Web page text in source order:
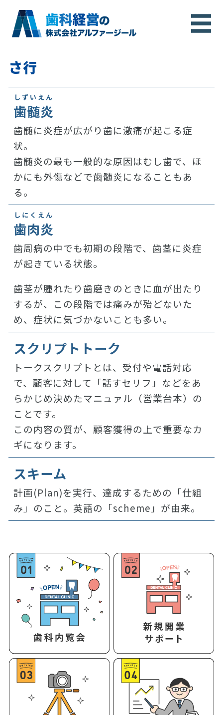
さ行
歯髄炎
しずいえん
歯髄に炎症が広がり歯に激痛が起こる症
状。
歯髄炎の最も一般的な原因はむし歯で、ほ
かにも外傷などで歯髄炎になることもあ
る。
歯肉炎
しにくえん
歯周病の中でも初期の段階で、歯茎に炎症
が起きている状態。
歯茎が腫れたり歯磨きのときに血が出たり
するが、この段階では痛みが殆どないた
め、症状に気づかないことも多い。
スクリプトトーク
トークスクリプトとは、受付や電話対応
で、顧客に対して「話すセリフ」などをあ
らかじめ決めたマニュァル（営業台本）の
ことです。
この内容の質が、顧客獲得の上で重要なカ
ギになります。
スキーム
計画(Plan)を実行、達成するための「仕組
み」のこと。英語の「scheme」が由来。